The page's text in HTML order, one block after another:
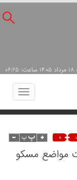
Toggle
۰
مواضع مسکو